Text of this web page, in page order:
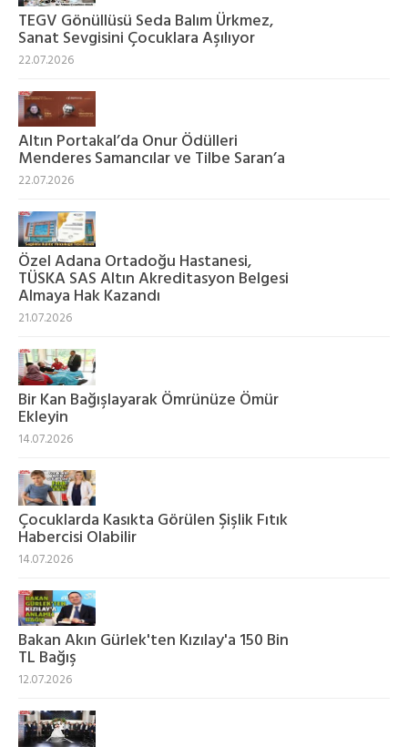
TEGV Gönüllüsü Seda Balım Ürkmez,
Sanat Sevgisini Çocuklara Aşılıyor
22.07.2026
Altın Portakal’da Onur Ödülleri
Menderes Samancılar ve Tilbe Saran’a
22.07.2026
Özel Adana Ortadoğu Hastanesi,
TÜSKA SAS Altın Akreditasyon Belgesi
Almaya Hak Kazandı
21.07.2026
Bir Kan Bağışlayarak Ömrünüze Ömür
Ekleyin
14.07.2026
Çocuklarda Kasıkta Görülen Şişlik Fıtık
Habercisi Olabilir
14.07.2026
Bakan Akın Gürlek'ten Kızılay'a 150 Bin
TL Bağış
12.07.2026